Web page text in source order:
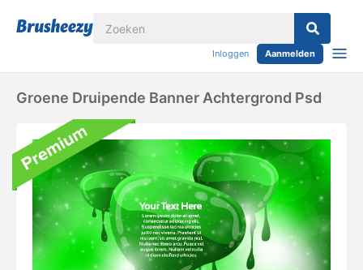
Inloggen Aanmelden
Groene Druipende Banner Achtergrond Psd